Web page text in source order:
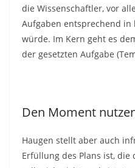
die Wissenschaftler, vor
Aufgaben entsprechend
würde. Im Kern geht es
der gesetzten Aufgabe
Den Moment
Haugen stellt aber auch
Erfüllung des Plans ist, die